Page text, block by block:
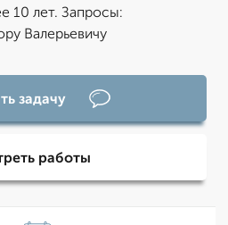
10 лет. Запросы:
Валерьевичу
задачу
работы